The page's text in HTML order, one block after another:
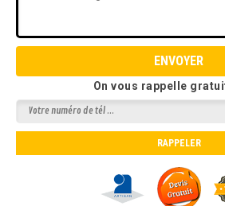
On vous rappelle